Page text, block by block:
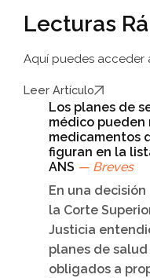
Lecturas
Aquí puedes acceder
Leer Artículo
Los planes de
médico pueden
medicamentos
figuran en la
ANS — Breves
En una
la Corte
Justicia
planes de
obligados a